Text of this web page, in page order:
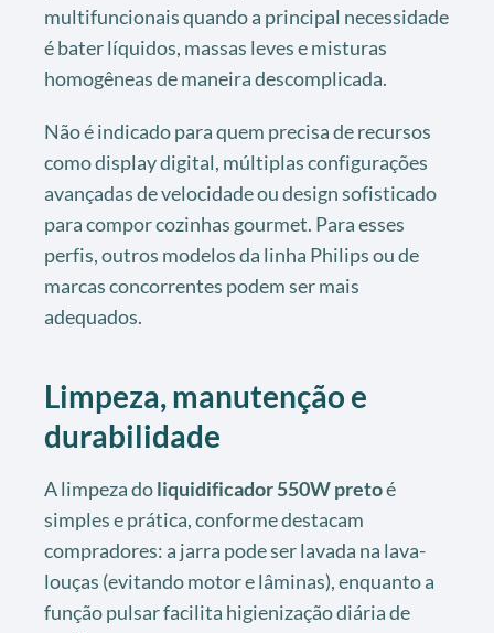
multifuncionais quando a principal necessidade
é bater líquidos, massas leves e misturas
homogêneas de maneira descomplicada.
Não é indicado para quem precisa de recursos
como display digital, múltiplas configurações
avançadas de velocidade ou design sofisticado
para compor cozinhas gourmet. Para esses
perfis, outros modelos da linha Philips ou de
marcas concorrentes podem ser mais
adequados.
Limpeza, manutenção e
durabilidade
A limpeza doliquidificador 550W pretoé
simples e prática, conforme destacam
compradores: a jarra pode ser lavada na lava-
louças (evitando motor e lâminas), enquanto a
função pulsar facilita higienização diária de